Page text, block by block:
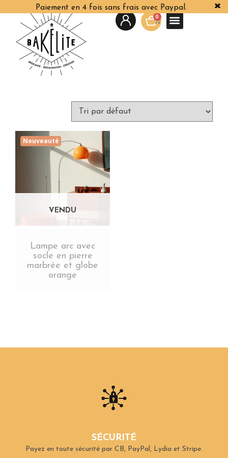
Paiement en 4 fois sans frais avec Paypal.
0
Nouveauté
Lampe arc avec
socle en pierre
marbrée et globe
orange
SÉCURITÉ
Payez en toute sécurité par CB, PayPal, Lydia et Stripe.